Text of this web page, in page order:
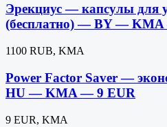
Эрекциус — капсулы для
(бесплатно) — BY —
1100 RUB, KMA
Power Factor Saver —
HU — KMA — 9 EUR
9 EUR, KMA